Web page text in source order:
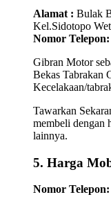
Alamat : Bulak
Kel.Sidotopo
Nomor Telepon:
Gibran Motor
Bekas Tabrakan
Kecelakaan/
Tawarkan
membeli dengan
lainnya.
5. Harga
Nomor Telepon: